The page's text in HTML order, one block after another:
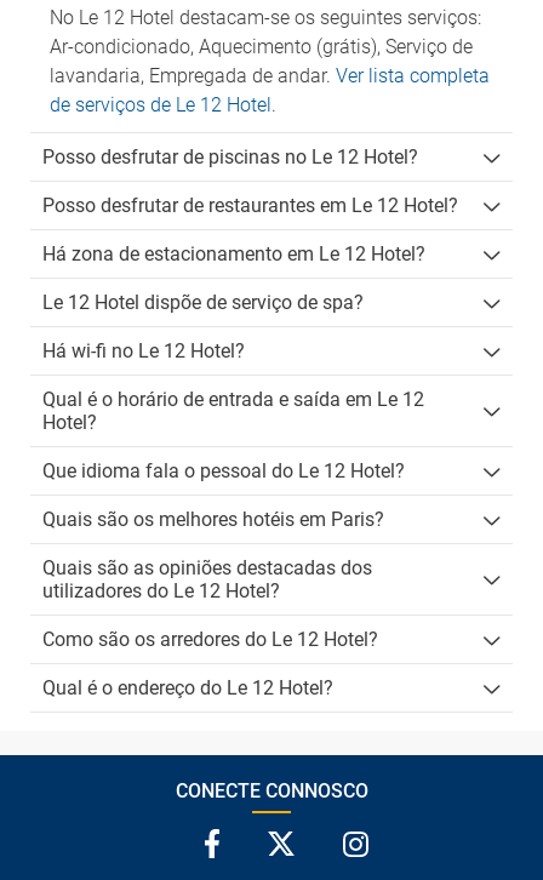
No Le 12 Hotel destacam-se os seguintes serviços:
Ar-condicionado, Aquecimento (grátis), Serviço de
lavandaria, Empregada de andar. Ver lista completa
de serviços de Le 12 Hotel.
Posso desfrutar de piscinas no Le 12 Hotel?
Posso desfrutar de restaurantes em Le 12 Hotel?
Há zona de estacionamento em Le 12 Hotel?
Le 12 Hotel dispõe de serviço de spa?
Há wi-fi no Le 12 Hotel?
Qual é o horário de entrada e saída em Le 12
Hotel?
Que idioma fala o pessoal do Le 12 Hotel?
Quais são os melhores hotéis em Paris?
Quais são as opiniões destacadas dos
utilizadores do Le 12 Hotel?
Como são os arredores do Le 12 Hotel?
Qual é o endereço do Le 12 Hotel?
CONECTE CONNOSCO